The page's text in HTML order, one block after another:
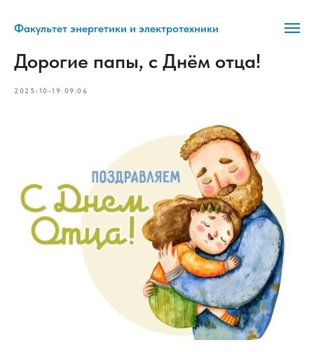
Факультет энергетики и электротехники
Дорогие папы, с Днём отца!
2025-10-19 09:06